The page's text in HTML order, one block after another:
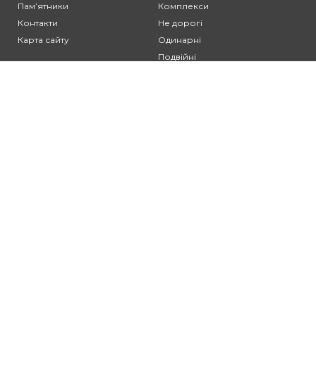
Памʼятники
Контакти
Карта сайту
Комплекси
Не дорогі
Одинарні
Подвійні